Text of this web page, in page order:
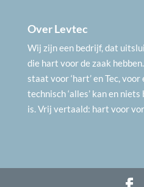
Over Levtec
Wij zijn een bedrijf, dat
die hart voor de zaak
staat voor ‘hart’ en Tec,
technisch ‘alles’ kan en
is. Vrij vertaald: hart voor